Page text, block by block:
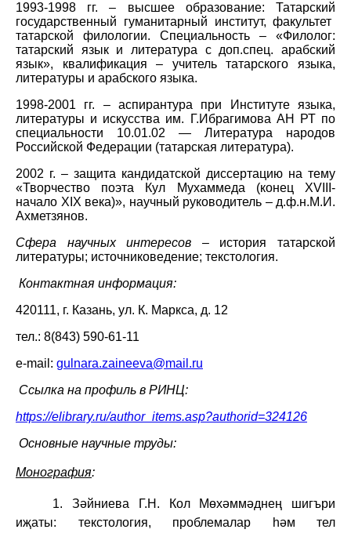
1993-1998 гг. – высшее образование: Татарский
государственный гуманитарный институт, факультет
татарской филологии. Специальность – «Филолог:
татарский язык и литература с доп.спец. арабский
язык», квалификация – учитель татарского языка,
литературы и арабского языка.
1998-2001 гг. – аспирантура при Институте языка,
литературы и искусства им. Г.Ибрагимова АН РТ по
специальности 10.01.02 — Литература народов
Российской Федерации (татарская литература).
2002 г. – защита кандидатской диссертацию на тему
«Творчество поэта Кул Мухаммеда (конец XVIII-
начало XIX века)», научный руководитель – д.ф.н.М.И.
Ахметзянов.
Сфера научных интересов
– история татарской
литературы; источниковедение; текстология.
Контактная информация:
420111, г. Казань, ул. К. Маркса, д. 12
тел.: 8(843) 590-61-11
e-mail: gulnara.zaineeva@mail.ru
Ссылка на профиль в РИНЦ:
https://elibrary.ru/author_items.asp?authorid=324126
Основные научные труды:
Монография:
1.
Зәйниева Г.Н. Кол Мөхәммәднең шигъри
иҗаты: текстология, проблемалар һәм тел